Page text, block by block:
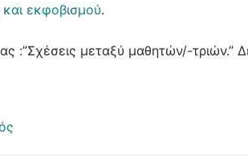
και εκφοβισμού.
:”Σχέσεις μεταξύ μαθητών/-τριών.”